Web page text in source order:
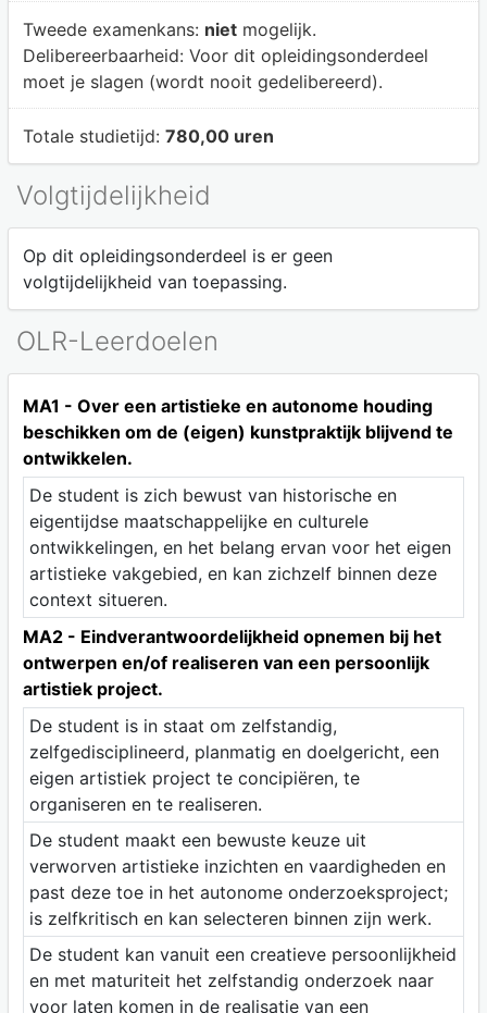
Tweede examenkans: nietmogelijk.
Delibereerbaarheid: Voor dit opleidingsonderdeel
moet je slagen (wordt nooit gedelibereerd).
Totale studietijd: 780,00 uren
Volgtijdelijkheid
Op dit opleidingsonderdeel is er geen
volgtijdelijkheid van toepassing.
OLR-Leerdoelen
MA1 - Over een artistieke en autonome houding
beschikken om de (eigen) kunstpraktijk blijvend te
ontwikkelen.
De student is zich bewust van historische en
eigentijdse maatschappelijke en culturele
ontwikkelingen, en het belang ervan voor het eigen
artistieke vakgebied, en kan zichzelf binnen deze
context situeren.
MA2 - Eindverantwoordelijkheid opnemen bij het
ontwerpen en/of realiseren van een persoonlijk
artistiek project.
De student is in staat om zelfstandig,
zelfgedisciplineerd, planmatig en doelgericht, een
eigen artistiek project te concipiëren, te
organiseren en te realiseren.
De student maakt een bewuste keuze uit
verworven artistieke inzichten en vaardigheden en
past deze toe in het autonome onderzoeksproject;
is zelfkritisch en kan selecteren binnen zijn werk.
De student kan vanuit een creatieve persoonlijkheid
en met maturiteit het zelfstandig onderzoek naar
voor laten komen in de realisatie van een